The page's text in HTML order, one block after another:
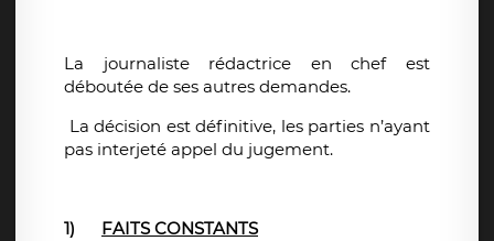
La journaliste rédactrice en chef est
déboutée de ses autres demandes.
La décision est définitive, les parties n’ayant
pas interjeté appel du jugement.
1)
FAITS CONSTANTS